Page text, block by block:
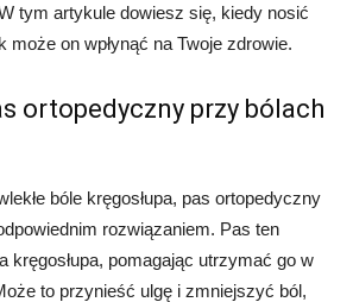
tym artykule dowiesz się, kiedy nosić
może on wpłynąć na Twoje zdrowie.
ortopedyczny przy bólach
bóle kręgosłupa, pas ortopedyczny
rozwiązaniem. Pas ten
kręgosłupa, pomagając utrzymać go w
to przynieść ulgę i zmniejszyć ból,